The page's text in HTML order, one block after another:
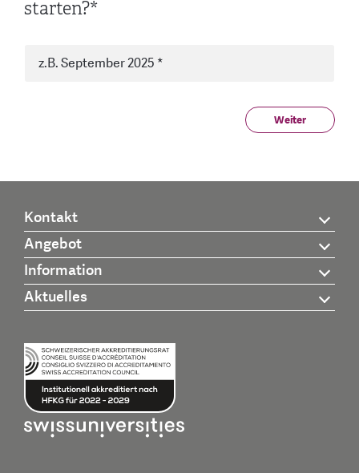
starten?*
Weiter
Kontakt
Angebot
Information
Aktuelles